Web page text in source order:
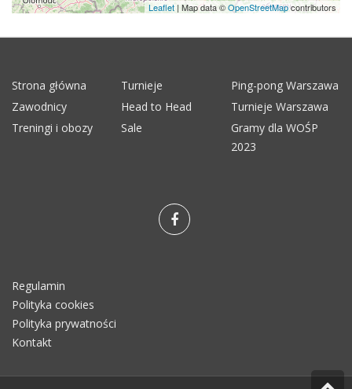
Leaflet | Map data ©OpenStreetMapcontributors
Strona główna Turnieje
Ping-pong Warszawa
Zawodnicy
Head to Head
Turnieje Warszawa
Treningi i obozy
Sale
Gramy dla WOŚP
2023
Regulamin
Polityka cookies
Polityka prywatności
Kontakt